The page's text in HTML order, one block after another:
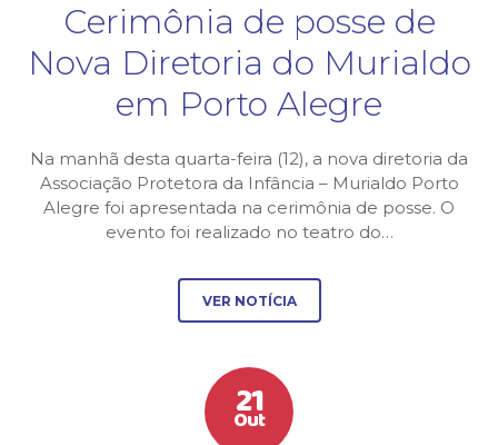
Cerimônia de posse de
Nova Diretoria do Murialdo
em Porto Alegre
Na manhã desta quarta-feira (12), a nova diretoria da
Associação Protetora da Infância – Murialdo Porto
Alegre foi apresentada na cerimônia de posse. O
evento foi realizado no teatro do…
VER NOTÍCIA
21
Out